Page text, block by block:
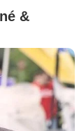
&